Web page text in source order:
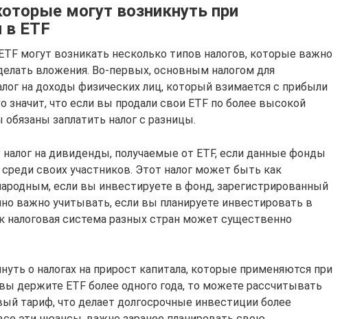
могут возникнуть при
в ETF
могут возникать несколько типов налогов, которые важно
вложения. Во-первых, основным налогом для
на доходы физических лиц, который взимается с прибыли
значит, что если вы продали свои ETF по более высокой
заплатить налог с разницы.
на дивиденды, получаемые от ETF, если данные фонды
своих участников. Этот налог может быть как
если вы инвестируете в фонд, зарегистрированный
важно учитывать, если вы планируете инвестировать в
налоговая система разных стран может существенно
о налогах на прирост капитала, которые применяются при
держите ETF более одного года, то можете рассчитывать
тариф, что делает долгосрочные инвестиции более